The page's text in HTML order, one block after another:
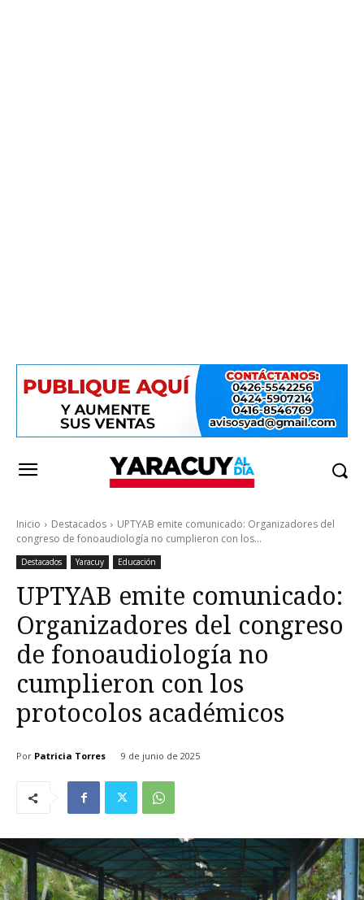
Inicio Destacados
UPTYAB emite comunicado: Organizadores del
congreso de fonoaudiología no cumplieron con los...
Destacados Yaracuy Educación
UPTYAB emite comunicado:
Organizadores del congreso
de fonoaudiología no
cumplieron con los
protocolos académicos
Por Patricia Torres 9 de junio de 2025